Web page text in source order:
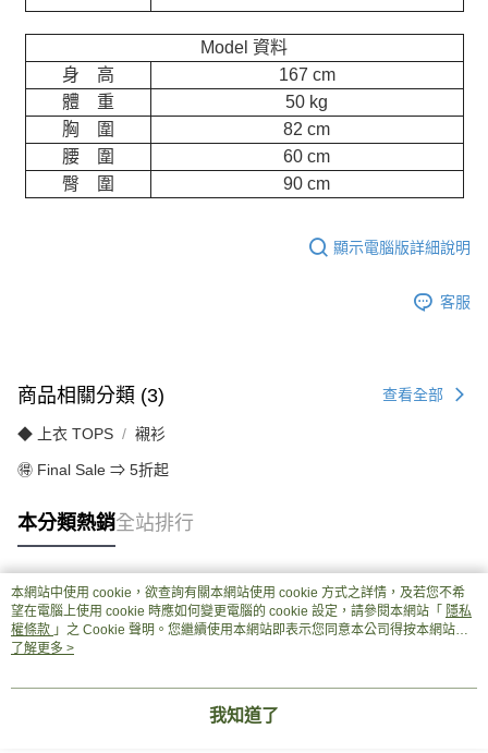
Model 資料
身 高
167 cm
體 重
50 kg
胸 圍
82 cm
腰 圍
60 cm
臀 圍
90 cm
顯示電腦版詳細說明
客服
商品相關分類 (3) 查看全部
◆ 上衣 TOPS 襯衫
🉐 Final Sale ⇒ 5折起
本分類熱銷全站排行
熱門標籤
本網站中使用 cookie，欲查詢有關本網站使用 cookie 方式之詳情，及若您不希
望在電腦上使用 cookie 時應如何變更電腦的 cookie 設定，請參閱本網站「 隱私
權條款 」之 Cookie 聲明。您繼續使用本網站即表示您同意本公司得按本網站使
用條款之 Cookie 聲明使用 cookie。
了解更多 >
我知道了